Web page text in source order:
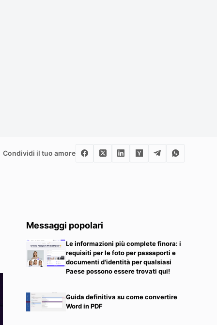
Condividi il tuo amore
Messaggi popolari
Le informazioni più complete finora: i
requisiti per le foto per passaporti e
documenti d'identità per qualsiasi
Paese possono essere trovati qui!
Guida definitiva su come convertire
Word in PDF